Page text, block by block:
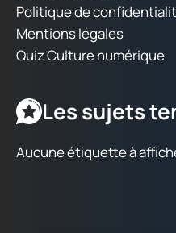
Politique de
Mentions légales
Quiz Culture numérique
Les sujets
Aucune étiquette à